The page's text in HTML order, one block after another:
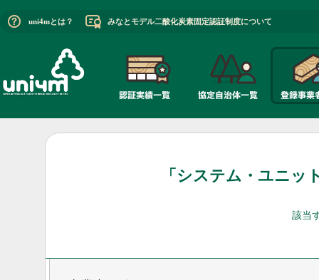
uni4mとは？ みなとモデル二酸化炭素固定認証制度について
「システム・ユニッ
該当